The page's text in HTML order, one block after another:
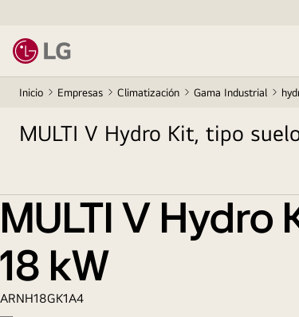
Inicio Empresas Climatización Gama Industrial
MULTI V Hydro Kit, tipo
MULTI V
18 kW
ARNH18GK1A4